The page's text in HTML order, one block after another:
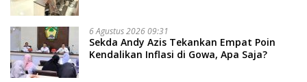
6 Agustus 2026 09:31
Sekda Andy Azis Tekankan Empat Poin
Kendalikan Inflasi di Gowa, Apa Saja?